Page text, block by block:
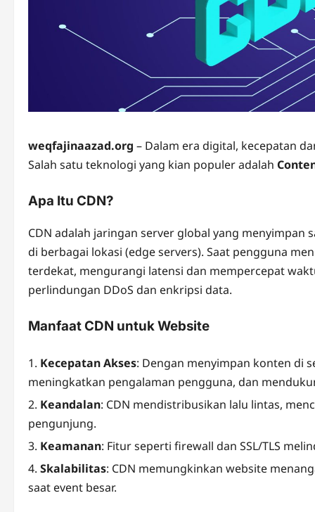
weqfajinaazad.org – Dalam era digital, kecepatan
Salah satu teknologi yang kian populer adalah
Apa Itu CDN?
CDN adalah jaringan server global yang menyimpan
di berbagai lokasi (edge servers). Saat pengguna
terdekat, mengurangi latensi dan mempercepat
perlindungan DDoS dan enkripsi data.
Manfaat CDN untuk Website
Kecepatan Akses: Dengan menyimpan konten di
meningkatkan pengalaman pengguna, dan
Keandalan: CDN mendistribusikan lalu lintas,
pengunjung.
Keamanan: Fitur seperti firewall dan SSL/TLS
Skalabilitas: CDN memungkinkan website
saat event besar.